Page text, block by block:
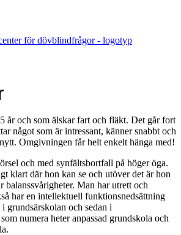
år och som älskar fart och fläkt. Det går fort
något som är intressant, känner snabbt och
Omgivningen får helt enkelt hänga med!
och med synfältsbortfall på höger öga.
klart där hon kan se och utöver det är hon
balanssvårigheter. Man har utrett och
har en intellektuell funktionsnedsättning
grundsärskolan och sedan i
numera heter anpassad grundskola och